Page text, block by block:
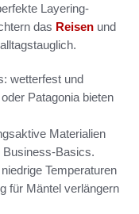
Layering-
das Reisen und
wetterfest und
Patagonia bieten
Materialien
Business-Basics.
Temperaturen
für Mäntel verlängern